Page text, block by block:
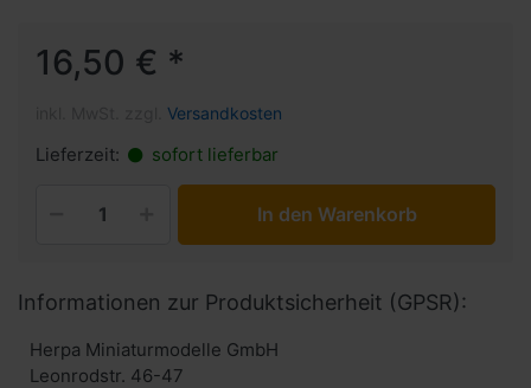
16,50 € *
Versandkosten
Lieferzeit: sofort lieferbar
In den Warenkorb
Informationen zur Produktsicherheit (GPSR):
Herpa Miniaturmodelle GmbH
Leonrodstr. 46-47